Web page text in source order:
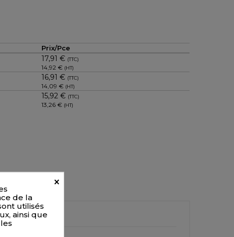
Prix/Pce
17,91 € (TTC)
14,92 € (HT)
16,91 € (TTC)
14,09 € (HT)
15,92 € (TTC)
13,26 € (HT)
×
de la
utilisés
ainsi que